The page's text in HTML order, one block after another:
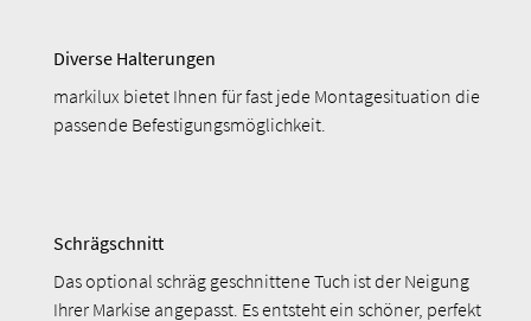
Diverse Halterungen
markilux bietet Ihnen für fast jede Montagesituation die
passende Befestigungsmöglichkeit.
Schrägschnitt
Das optional schräg geschnittene Tuch ist der Neigung
Ihrer Markise angepasst. Es entsteht ein schöner, perfekt